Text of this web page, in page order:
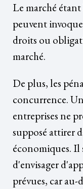
Le marché
peuvent
droits ou
marché.
De plus, les
concurrence.
entreprises ne
supposé attirer
économiques.
d'envisager
prévues, car au-